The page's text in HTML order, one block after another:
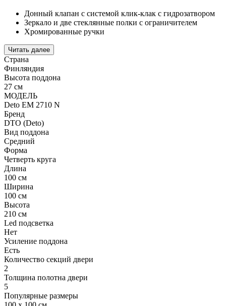
Донный клапан с системой клик-клак с гидрозатвором
Зеркало и две стеклянные полки с ограничителем
Хромированные ручки
Читать далее
Страна
Финляндия
Высота поддона
27 см
МОДЕЛЬ
Deto EM 2710 N
Бренд
DTO (Deto)
Вид поддона
Средний
Форма
Четверть круга
Длина
100 см
Ширина
100 см
Высота
210 см
Led подсветка
Нет
Усиление поддона
Есть
Количество секций двери
2
Толщина полотна двери
5
Популярные размеры